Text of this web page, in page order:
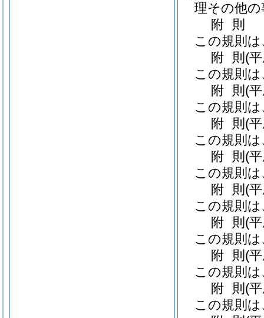
理その他
附 則
この規則
附 則 (
この規則
附 則 (
この規則
附 則 (
この規則
附 則 (
この規則
附 則 (
この規則
附 則 (
この規則
附 則 (
この規則
附 則 (
この規則